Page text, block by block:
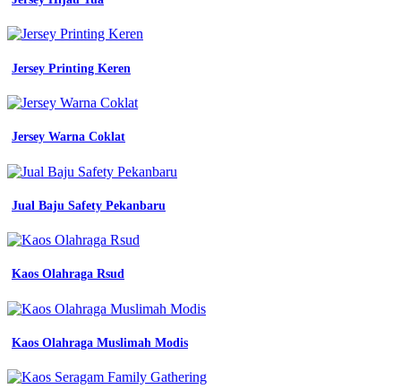
Jersey Printing Keren
Jersey Warna Coklat
Jual Baju Safety Pekanbaru
Kaos Olahraga Rsud
Kaos Olahraga Muslimah Modis